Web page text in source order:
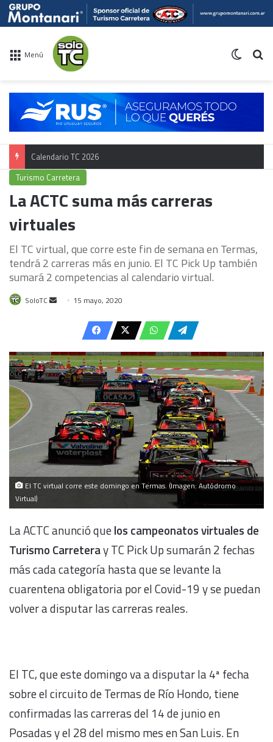
Menú
Calendario TC 2026
Turismo Carretera
La ACTC suma más carreras
virtuales
El TC virtual, que corre este fin de semana en Termas,
tendrá 2 carreras más en junio. El TC Pick Up también
sumará 2 competencias al calendario virtual.
SoloTC
Send 15 mayo, 2020
El TC virtual corre este domingo en Termas. (Imagen: Autódromo
Virtual)
La ACTC anunció quelos campeonatos virtuales de
Turismo Carreteray TC Pick Up sumarán 2 fechas
más cada categoría hasta que se levante la
cuarentena obligatoria por el Covid-19 y se puedan
volver a disputar las carreras reales.
El TC, que este domingo va a disputar la 4ª fecha
sobre el circuito de Termas de Río Hondo, tiene
confirmadas las carreras del 14 de junio en
Posadas y el 28 del mismo mes en San Luis. En